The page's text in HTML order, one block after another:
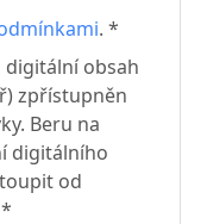
. *
digitální obsah
zpřístupněn
Beru na
digitálního
od